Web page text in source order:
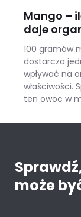
Mango –
daje
100 gramów
dostarcza
wpływać na
właściwości.
ten owoc w
może